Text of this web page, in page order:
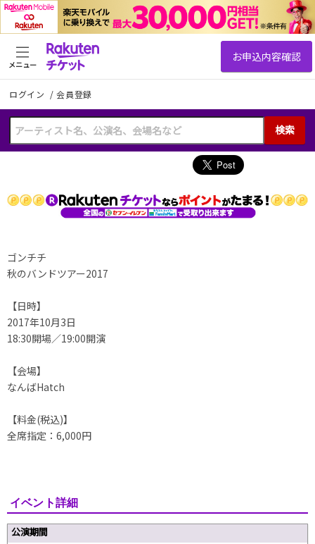
ログイン /会員登録
検索
メニュー
ゴンチチ
秋のバンドツアー2017
【日時】
2017年10月3日
18:30開場／19:00開演
【会場】
なんばHatch
【料金(税込)】
全席指定：6,000円
イベント詳細
公演期間